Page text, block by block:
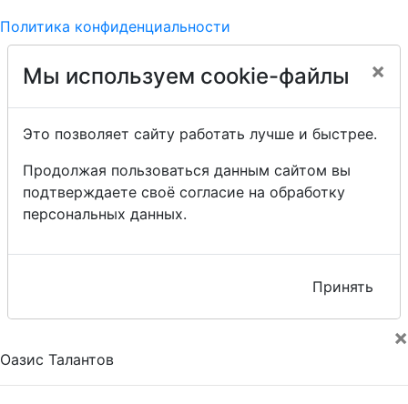
Политика конфиденциальности
Мы используем cookie-файлы ×
Это позволяет сайту работать лучше и быстрее.
Продолжая пользоваться данным сайтом вы
подтверждаете своё согласие на обработку
персональных данных.
Принять
×
Оазис Талантов